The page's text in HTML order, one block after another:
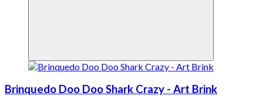
Brinquedo Doo Doo Shark Crazy - Art Brink